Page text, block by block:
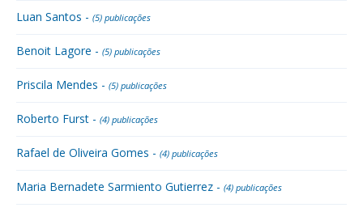
Luan Santos - (5) publicações
Benoit Lagore - (5) publicações
Priscila Mendes - (5) publicações
Roberto Furst - (4) publicações
Rafael de Oliveira Gomes - (4) publicações
Maria Bernadete Sarmiento Gutierrez - (4) publicações